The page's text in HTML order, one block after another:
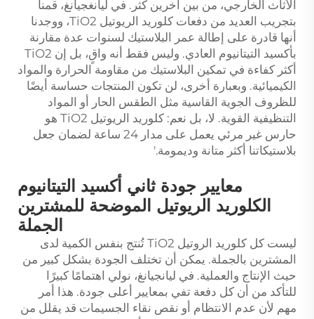
الأثاث الخارجي، من بين آخرين كثر. في ليانغجيانغ، قمنا
بتجريب العديد من دفعات كلوريد الريوتيل TiO2، ووجدنا
أنها قادرة على إطالة عمر البلاستيك لسنوات عدة مقارنة
بأكسيد التيتانيوم العادي. وليس فقط أنه واقٍ، بل إن TiO2
أكثر كفاءة في تمكين البلاستيك من مقاومة الحرارة والمواد
الكيميائية. وبعبارة أخرى، لن تكون المنتجات حساسة أيضًا
للظروف الجوية القاسية مثل الطقس الحار أو المواد
التنظيفية القوية. لا، بل نعم: كلوريد الريوتيل TiO2 هو
حارس غير مرئي يعمل على مدار 24 ساعة لضمان جعل
بلاستيكاتنا أكثر متانة وديمومة.'
معايير جودة ثاني أكسيد التيتانيوم
الكلوريد الريوتيل الموضحة للمشترين
الجملة
ليست كل كلوريد الروتيل TiO2 تُنتج بنفس الكمية لدى
المشترين بالجملة. يمكن أن تختلف الجودة بشكل كبير من
حيث الإنتاج والعملية. في ليانجيانغ، نولي اهتمامًا كبيرًا
للتأكد من أن كل دفعة تفي بمعايير أعلى جودة. هذا أمر
مهم لأن عدم الانتظام أو نقص نقاء الجسيمات قد يقلل من